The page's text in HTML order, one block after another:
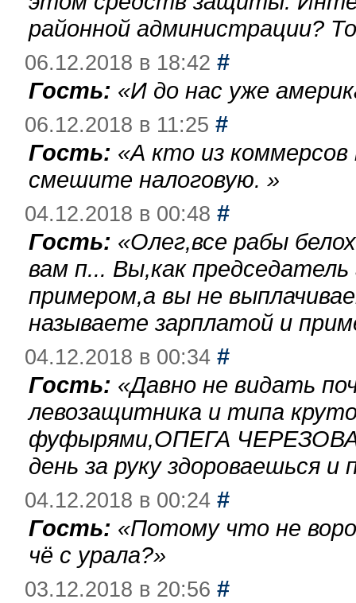
районной администрации?
06.12.2018 в 18:42 #
Гость: «И до нас уже
06.12.2018 в 11:25 #
Гость: «А кто из
смешите налоговую. »
04.12.2018 в 00:48 #
Гость: «Олег,все рабы
вам п... Вы,как
примером,а вы не
называете зарплатой и
04.12.2018 в 00:34 #
Гость: «Давно не видать
левозащитника и типа
фуфырями,ОПЕГА
день за руку здороваешься
04.12.2018 в 00:24 #
Гость: «Потому что не
чё с урала?»
03.12.2018 в 20:56 #